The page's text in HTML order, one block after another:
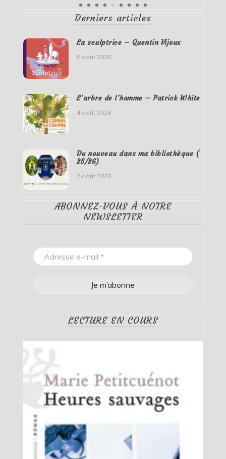
Derniers articles
La sculptrice – Quentin Vijoux
6 août 2026
L’arbre de l’homme – Patrick White
4 août 2026
Du nouveau dans ma bibliothèque (
25/26)
2 août 2026
ABONNEZ-VOUS À NOTRE
NEWSLETTER
LECTURE EN COURS